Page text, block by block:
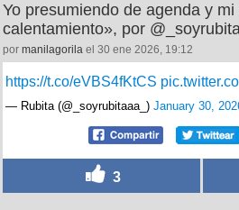
Yo presumiendo de agenda y mi
calentamiento», por
por manilagorila el 30 ene 2026, 19:12
https://t.co/eVBS4fKtCS
— Rubita (@_soyrubitaaa_) January 30,
3